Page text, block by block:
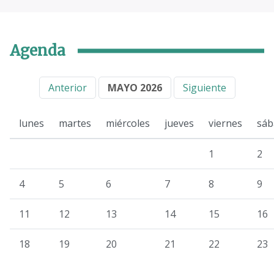
Agenda
Anterior MAYO 2026 Siguiente
lunes martes miércoles jueves viernes
1 2
4 5 6 7 8 9
11 12 13 14 15 16
18 19 20 21 22 23